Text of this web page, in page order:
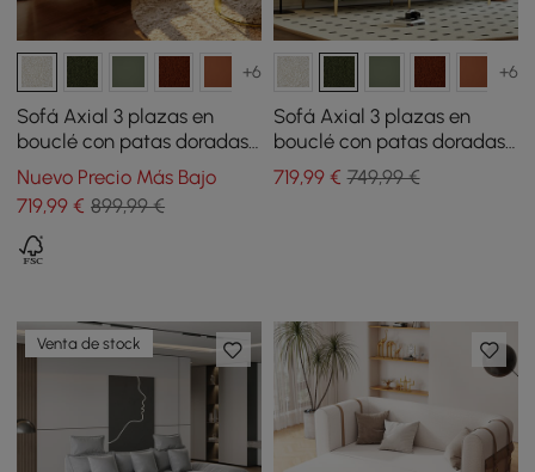
+6
Sofá Axial 3 plazas en
bouclé con patas doradas
y cojines con tapizado
acanalado 201 cm
Nuevo Precio Más Bajo
719,99 € 899,99 €
+6
Sofá Axial 3 plazas en
bouclé con patas doradas
y cojines con tapizado
acanalado 201 cm
719,99€ 749,99 €
Venta de stock